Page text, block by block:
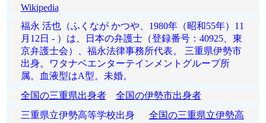
Wikipedia
福永 活也（ふくなが かつや、1980年（昭和55年）11
月12日 - ）は、日本の弁護士（登録番号：40925、東
京弁護士会）、福永法律事務所代表。 三重県伊勢市
出身。ワタナベエンターテインメントグループ所
属。血液型はA型。未婚。
全国の三重県出身者
全国の伊勢市出身者
三重県立伊勢高等学校出身 全国の三重県立伊勢高